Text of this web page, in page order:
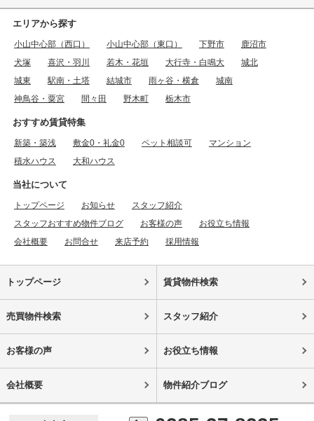
エリアから探す
小山中心部（西口） 小山中心部（東口） 下野市
鹿沼市
犬塚
喜沢・羽川 若木・花垣 大行寺・白鳴大
城北
城東
駅南・土塔 結城市 雨ヶ谷・横倉
城南
神鳥谷・粟宮
間々田 野木町 栃木市
おすすめ賃貸特集
新築・築浅 敷金0・礼金0 ペット相談可
マンション
積水ハウス
大和ハウス
当社について
トップページ お知らせ
スタッフ紹介
スタッフおすすめ物件ブログ
お客様の声
お役立ち情報
会社概要
お問合せ 来店予約 採用情報
トップページ 賃貸物件検索
売買物件検索 スタッフ紹介
お客様の声 お役立ち情報
会社概要 物件紹介ブログ